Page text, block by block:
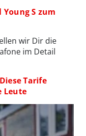
Young S zum
wir Dir die
im Detail
Tarife
Leute